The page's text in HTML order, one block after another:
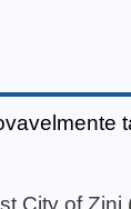
City of Zinj